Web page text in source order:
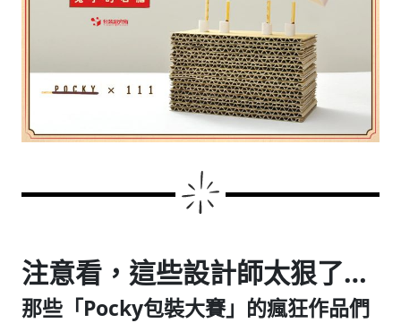
注意看，這些設計師太狠了…
那些「Pocky包裝大賽」的瘋狂作品們